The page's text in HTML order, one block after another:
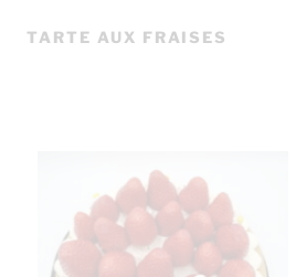
TARTE AUX FRAISES